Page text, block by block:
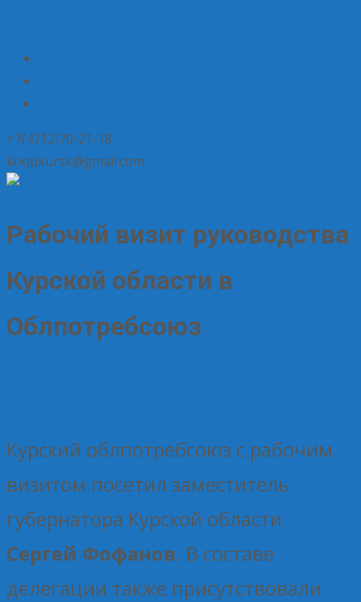
+7(4712)70-21-18
koopkursk@gmail.com
Рабочий визит руководства
Курской области в
Облпотребсоюз
Курский облпотребсоюз с рабочим
визитом посетил заместитель
губернатора Курской области
Сергей Фофанов. В составе
делегации также присутствовали